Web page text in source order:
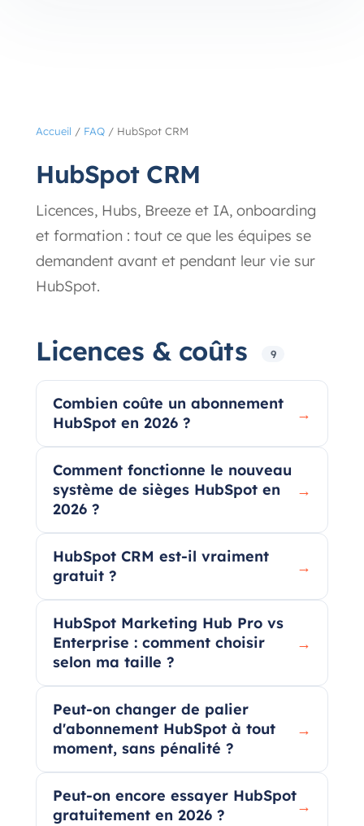
Accueil / FAQ / HubSpot CRM
HubSpot CRM
Licences, Hubs, Breeze et IA, onboarding
et formation : tout ce que les équipes se
demandent avant et pendant leur vie sur
HubSpot.
Licences & coûts 9
Combien coûte un abonnement
HubSpot en 2026 ?
→
Comment fonctionne le nouveau
système de sièges HubSpot en
2026 ?
→
HubSpot CRM est-il vraiment
gratuit ?
→
HubSpot Marketing Hub Pro vs
Enterprise : comment choisir
selon ma taille ?
→
Peut-on changer de palier
d'abonnement HubSpot à tout
moment, sans pénalité ?
→
Peut-on encore essayer HubSpot
gratuitement en 2026 ?
→